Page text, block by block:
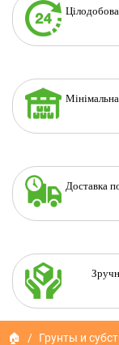
Доставка
Зручні
🏠 Грунты и